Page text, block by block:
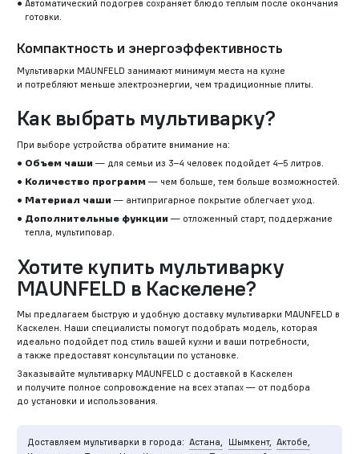
Автоматический подогрев сохраняет блюдо теплым после окончания
готовки.
Компактность и энергоэффективность
Мультиварки MAUNFELD занимают минимум места на кухне
и потребляют меньше электроэнергии, чем традиционные плиты.
Как выбрать мультиварку?
При выборе устройства обратите внимание на:
Объем чаши — для семьи из 3–4 человек подойдет 4–5 литров.
Количество программ — чем больше, тем больше возможностей.
Материал чаши — антипригарное покрытие облегчает уход.
Дополнительные функции — отложенный старт, поддержание
тепла, мультиповар.
Хотите купить мультиварку
MAUNFELD в Каскелене?
Мы предлагаем быструю и удобную доставку мультиварки MAUNFELD в
Каскелен. Наши специалисты помогут подобрать модель, которая
идеально подойдет под стиль вашей кухни и ваши потребности,
а также предоставят консультации по установке.
Заказывайте мультиварку MAUNFELD с доставкой в Каскелен
и получите полное сопровождение на всех этапах — от подбора
до установки и использования.
Доставляем мультиварки в города: Астана, Шымкент, Актобе,